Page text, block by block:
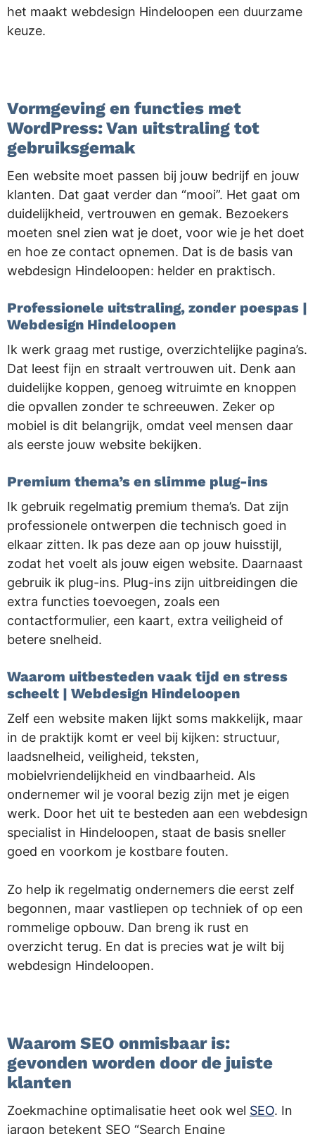
het maakt webdesign Hindeloopen een duurzame
keuze.
Vormgeving en functies met
WordPress: Van uitstraling tot
gebruiksgemak
Een website moet passen bij jouw bedrijf en jouw
klanten. Dat gaat verder dan “mooi”. Het gaat om
duidelijkheid, vertrouwen en gemak. Bezoekers
moeten snel zien wat je doet, voor wie je het doet
en hoe ze contact opnemen. Dat is de basis van
webdesign Hindeloopen: helder en praktisch.
Professionele uitstraling, zonder poespas |
Webdesign Hindeloopen
Ik werk graag met rustige, overzichtelijke pagina’s.
Dat leest fijn en straalt vertrouwen uit. Denk aan
duidelijke koppen, genoeg witruimte en knoppen
die opvallen zonder te schreeuwen. Zeker op
mobiel is dit belangrijk, omdat veel mensen daar
als eerste jouw website bekijken.
Premium thema’s en slimme plug-ins
Ik gebruik regelmatig premium thema’s. Dat zijn
professionele ontwerpen die technisch goed in
elkaar zitten. Ik pas deze aan op jouw huisstijl,
zodat het voelt als jouw eigen website. Daarnaast
gebruik ik plug-ins. Plug-ins zijn uitbreidingen die
extra functies toevoegen, zoals een
contactformulier, een kaart, extra veiligheid of
betere snelheid.
Waarom uitbesteden vaak tijd en stress
scheelt | Webdesign Hindeloopen
Zelf een website maken lijkt soms makkelijk, maar
in de praktijk komt er veel bij kijken: structuur,
laadsnelheid, veiligheid, teksten,
mobielvriendelijkheid en vindbaarheid. Als
ondernemer wil je vooral bezig zijn met je eigen
werk. Door het uit te besteden aan een webdesign
specialist in Hindeloopen, staat de basis sneller
goed en voorkom je kostbare fouten.
Zo help ik regelmatig ondernemers die eerst zelf
begonnen, maar vastliepen op techniek of op een
rommelige opbouw. Dan breng ik rust en
overzicht terug. En dat is precies wat je wilt bij
webdesign Hindeloopen.
Waarom SEO onmisbaar is:
gevonden worden door de juiste
klanten
Zoekmachine optimalisatie heet ook wel SEO. In
jargon betekent SEO “Search Engine